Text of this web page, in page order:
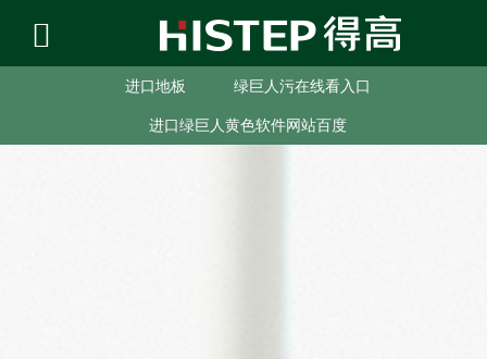
进口地板 绿巨人污在线看入口
进口绿巨人黄色软件网站百度